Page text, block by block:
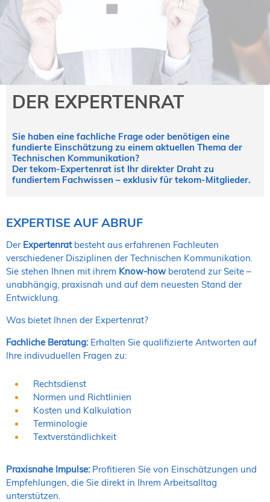
NORDIC TechKomm Kopenhagen
23.-24. September 2026
tekom-Jahrestagung 2026
10.-12. November, 2026 in Stuttgart
Mitglied werden
Expertenrat
Stellenangebote
Stellengesuche
Dienstleister
Regionalgruppen
DER EXPERTENRAT
Sie haben eine fachliche Frage oder benötigen eine
fundierte Einschätzung zu einem aktuellen Thema der
Technischen Kommunikation?
Der tekom-Expertenrat ist Ihr direkter Draht zu
fundiertem Fachwissen – exklusiv für tekom-Mitglieder.
EXPERTISE AUF ABRUF
DerExpertenratbesteht aus erfahrenen Fachleuten
verschiedener Disziplinen der Technischen Kommunikation.
Sie stehen Ihnen mit ihrem Know-how beratend zur Seite –
unabhängig, praxisnah und auf dem neuesten Stand der
Entwicklung.
Was bietet Ihnen der Expertenrat?
Fachliche Beratung:Erhalten Sie qualifizierte Antworten auf
Ihre indivuduellen Fragen zu:
Rechtsdienst
Normen und Richtlinien
Kosten und Kalkulation
Terminologie
Textverständlichkeit
Praxisnahe Impulse:Profitieren Sie von Einschätzungen und
Empfehlungen, die Sie direkt in Ihrem Arbeitsalltag
unterstützen.